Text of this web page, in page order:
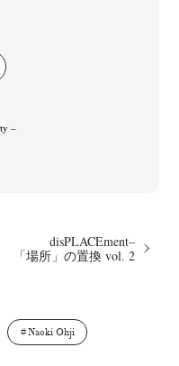
–
disPLACEment–
「場所」の置換 vol. 2
Naoki Ohji